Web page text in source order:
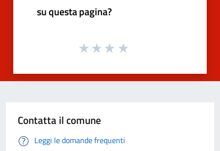
su questa pagina?
Contatta il comune
Leggi le domande frequenti